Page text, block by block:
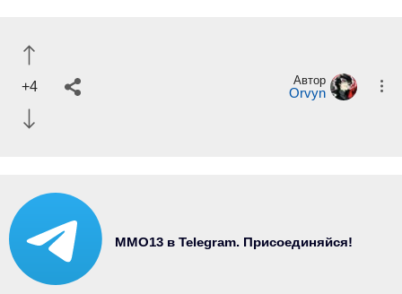
+4 Автор
Orvyn
MMO13 в Telegram. Присоединяйся!